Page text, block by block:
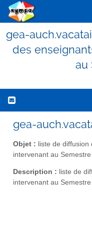
gea-
des
au
gea-
Objet : liste de
intervenant au
Description : liste de
intervenant au